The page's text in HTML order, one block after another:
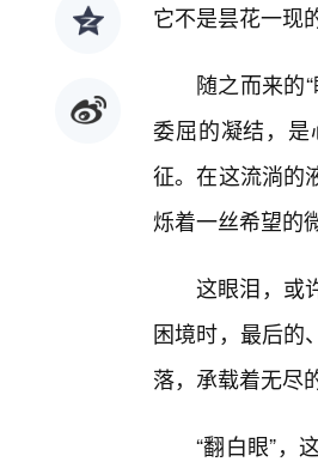
它不是昙花一现
随之而来的
委屈的凝结，是
征。在这流淌的
烁着一丝希望的
这眼泪，或
困境时，最后的
落，承载着无尽
“翻白眼”，